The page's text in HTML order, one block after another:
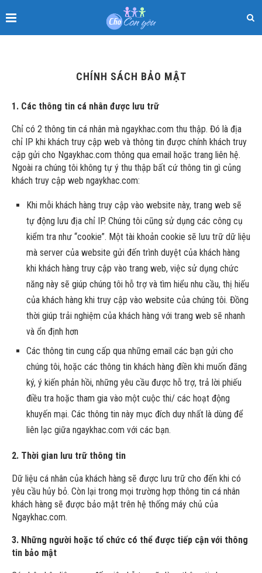
CHÍNH SÁCH BẢO MẬT
1. Các thông tin cá nhân được lưu trữ
Chỉ có 2 thông tin cá nhân mà ngaykhac.com thu thập. Đó là địa
chỉ IP khi khách truy cập web và thông tin được chính khách truy
cập gửi cho Ngaykhac.com thông qua email hoặc trang liên hệ.
Ngoài ra chúng tôi không tự ý thu thập bất cứ thông tin gì củng
khách truy cập web ngaykhac.com:
Khi mỗi khách hàng truy cập vào website này, trang web sẽ
tự động lưu địa chỉ IP. Chúng tôi cũng sử dụng các công cụ
kiểm tra như “cookie”. Một tài khoản cookie sẽ lưu trữ dữ liệu
mà server của website gửi đến trình duyệt của khách hàng
khi khách hàng truy cập vào trang web, việc sử dụng chức
năng này sẽ giúp chúng tôi hỗ trợ và tìm hiểu nhu cầu, thị hiếu
của khách hàng khi truy cập vào website của chúng tôi. Đồng
thời giúp trải nghiệm của khách hàng với trang web sẽ nhanh
và ổn định hơn
Các thông tin cung cấp qua những email các bạn gửi cho
chúng tôi, hoặc các thông tin khách hàng điền khi muốn đăng
ký, ý kiến phản hồi, những yêu cầu được hỗ trợ, trả lời phiếu
điều tra hoặc tham gia vào một cuộc thi/ các hoạt động
khuyến mại. Các thông tin này mục đích duy nhất là dùng để
liên lạc giữa ngaykhac.com với các bạn.
2. Thời gian lưu trữ thông tin
Dữ liệu cá nhân của khách hàng sẽ được lưu trữ cho đến khi có
yêu cầu hủy bỏ. Còn lại trong mọi trường hợp thông tin cá nhân
khách hàng sẽ được bảo mật trên hệ thống máy chủ của
Ngaykhac.com.
3. Những người hoặc tổ chức có thể được tiếp cận với thông
tin bảo mật